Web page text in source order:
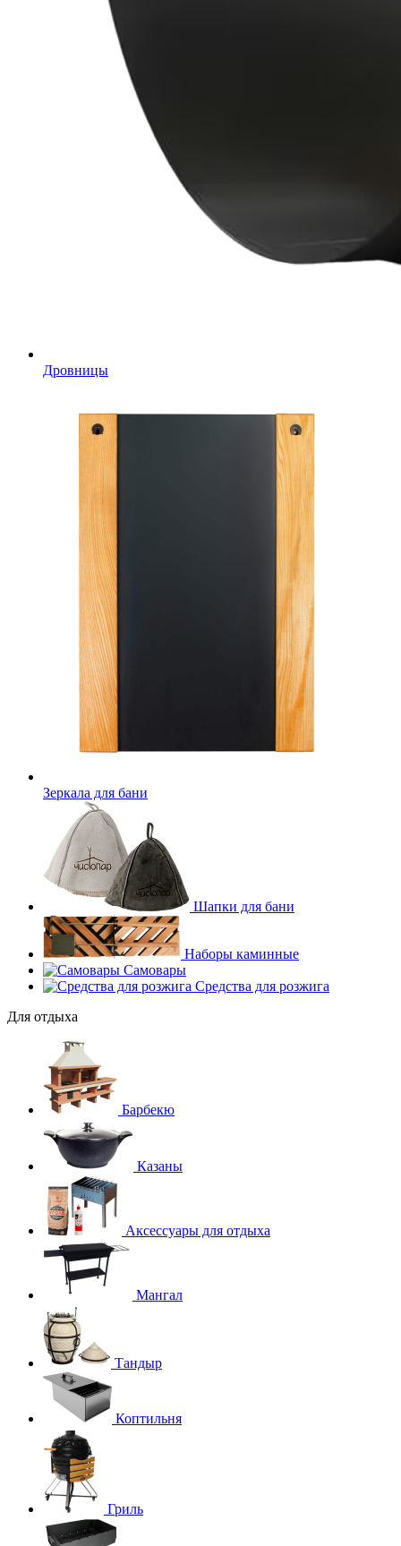
Дровницы
Зеркала для бани
Шапки для бани
Наборы каминные
Самовары
Средства для розжига
Для отдыха
Барбекю
Казаны
Аксессуары для отдыха
Мангал
Тандыр
Коптильня
Гриль